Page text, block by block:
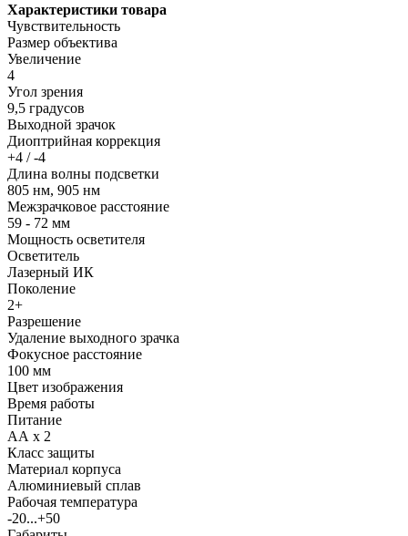
Характеристики товара
Чувствительность
Размер объектива
Увеличение
4
Угол зрения
9,5 градусов
Выходной зрачок
Диоптрийная коррекция
+4 / -4
Длина волны подсветки
805 нм, 905 нм
Межзрачковое расстояние
59 - 72 мм
Мощность осветителя
Осветитель
Лазерный ИК
Поколение
2+
Разрешение
Удаление выходного зрачка
Фокусное расстояние
100 мм
Цвет изображения
Время работы
Питание
АА х 2
Класс защиты
Материал корпуса
Алюминиевый сплав
Рабочая температура
-20...+50